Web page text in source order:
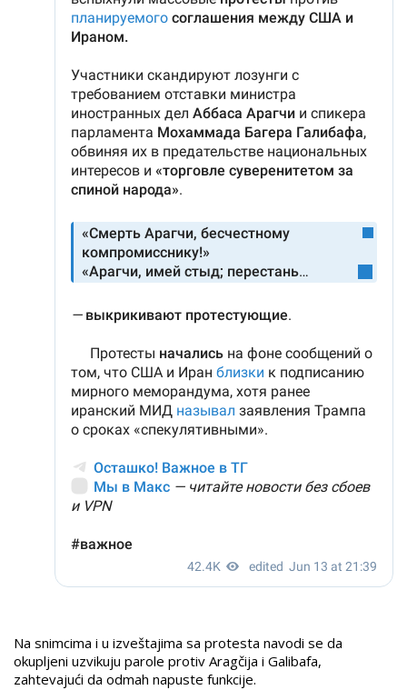
Na snimcima i u izveštajima sa protesta navodi se da
okupljeni uzvikuju parole protiv Aragčija i Galibafa,
zahtevajući da odmah napuste funkcije.